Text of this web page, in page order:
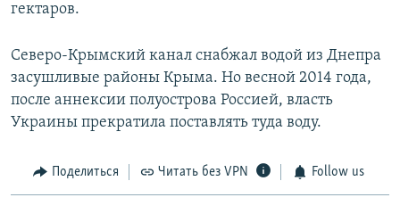
гектаров.
Северо-Крымский канал снабжал водой из Днепра
засушливые районы Крыма. Но весной 2014 года,
после аннексии полуострова Россией, власть
Украины прекратила поставлять туда воду.
Поделиться Читать без VPN Follow us